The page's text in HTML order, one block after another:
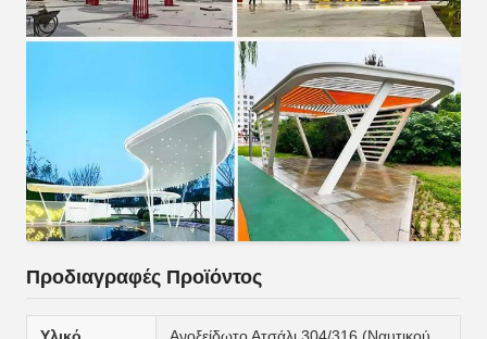
Προδιαγραφές Προϊόντος